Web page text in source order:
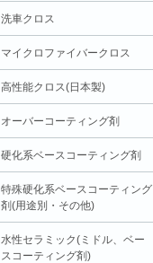
洗車クロス
マイクロファイバークロス
高性能クロス(日本製)
オーバーコーティング剤
硬化系ベースコーティング剤
特殊硬化系ベースコーティング
剤(用途別・その他)
水性セラミック(ミドル、ベー
スコーティング剤)